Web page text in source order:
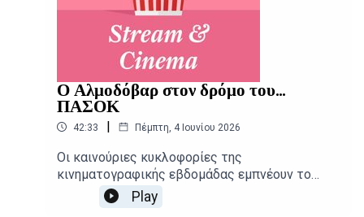
Ο Αλμοδόβαρ στον δρόμο του...
ΠΑΣΟΚ
42:33 | Πέμπτη, 4 Ιουνίου 2026
Οι καινούριες κυκλοφορίες της
κινηματογραφικής εβδομάδας εμπνέουν το
Stream and Cinema, το οποίο ξεκινά από τις
χολιγουντιανές τάσεις για να φτάσει ως τις
Play